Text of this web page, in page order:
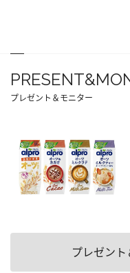
プレゼント＆モニター
プレゼン